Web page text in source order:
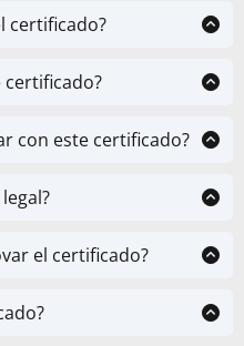
verificar la
certificado?
y observaciones
certificado?
mejorar su imagen
con este certificado?
anticiparte a
base en los datos reales
su validez técnica y
el certificado?
tributario de tu